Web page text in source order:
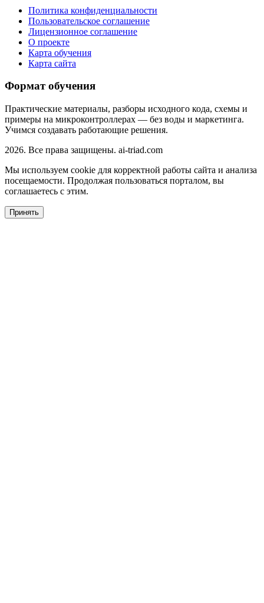
Политика конфиденциальности
Пользовательское соглашение
Лицензионное соглашение
О проекте
Карта обучения
Карта сайта
Формат обучения
Практические материалы, разборы исходного кода, схемы и
примеры на микроконтроллерах — без воды и маркетинга.
Учимся создавать работающие решения.
2026. Все права защищены. ai-triad.com
Мы используем cookie для корректной работы сайта и анализа
посещаемости. Продолжая пользоваться порталом, вы
соглашаетесь с этим.
Принять